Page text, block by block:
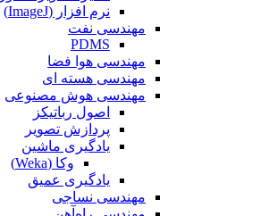
نرم افزار (ImageJ)
مهندسی نفت
PDMS
مهندسی هوا فضا
مهندسی هسته ای
مهندسی هوش مصنوعی
اصول رباتیکز
پردازش تصویر
یادگیری ماشین
وکا (Weka)
یادگیری عمیق
مهندسی نساجی